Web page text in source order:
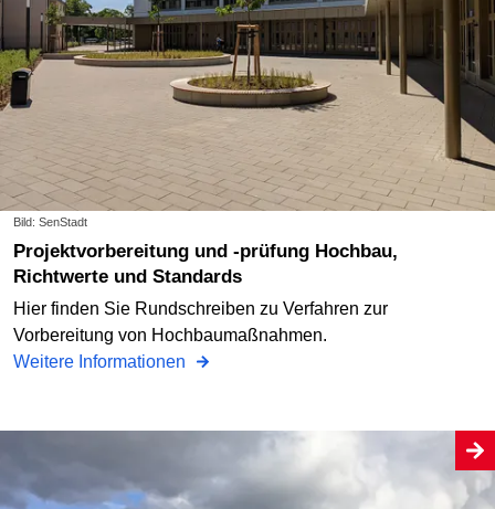
Bild: SenStadt
Projektvorbereitung und -prüfung Hochbau,
Richtwerte und Standards
Hier finden Sie Rundschreiben zu Verfahren zur
Vorbereitung von Hochbaumaßnahmen.
Weitere Informationen